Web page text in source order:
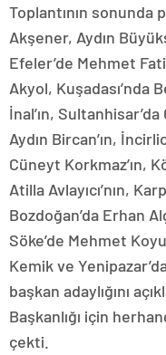
Toplantının sonunda
Akşener, Aydın
Efeler’de Mehmet
Akyol, Kuşadası’nda
İnal’ın,
Aydın Bircan’ın,
Cüneyt Korkmaz’ın,
Atilla Avlayıcı’nın,
Bozdoğan’da Erhan
Söke’de Mehmet
Kemik ve
başkan adaylığını
Başkanlığı için
çekti.